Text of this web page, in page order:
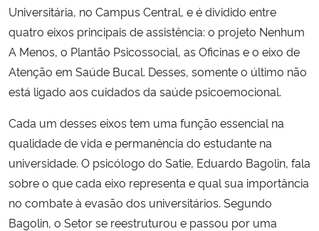
Universitária, no Campus Central, e é dividido entre
quatro eixos principais de assistência: o projeto Nenhum
A Menos, o Plantão Psicossocial, as Oficinas e o eixo de
Atenção em Saúde Bucal. Desses, somente o último não
está ligado aos cuidados da saúde psicoemocional.
Cada um desses eixos tem uma função essencial na
qualidade de vida e permanência do estudante na
universidade. O psicólogo do Satie, Eduardo Bagolin, fala
sobre o que cada eixo representa e qual sua importância
no combate à evasão dos universitários. Segundo
Bagolin, o Setor se reestruturou e passou por uma